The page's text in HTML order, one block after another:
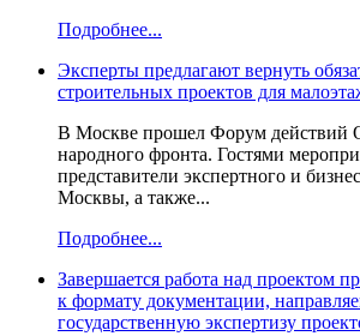
Подробнее...
Эксперты предлагают вернуть
строительных проектов для
В Москве прошел Форум действий
народного фронта. Гостями
представители экспертного и
Москвы, а также...
Подробнее...
Завершается работа над проектом
к формату документации,
государственную экспертизу